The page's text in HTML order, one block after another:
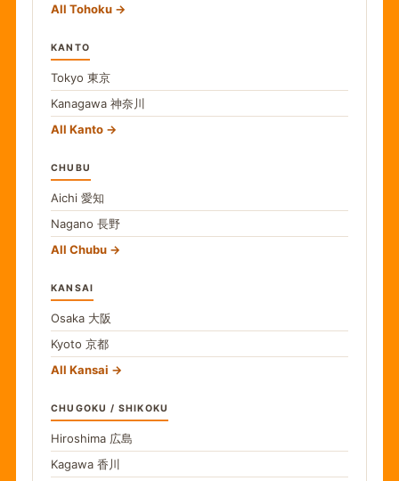
All Tohoku
KANTO
Tokyo 東京
Kanagawa 神奈川
All Kanto
CHUBU
Aichi 愛知
Nagano 長野
All Chubu
KANSAI
Osaka 大阪
Kyoto 京都
All Kansai
CHUGOKU / SHIKOKU
Hiroshima 広島
Kagawa 香川